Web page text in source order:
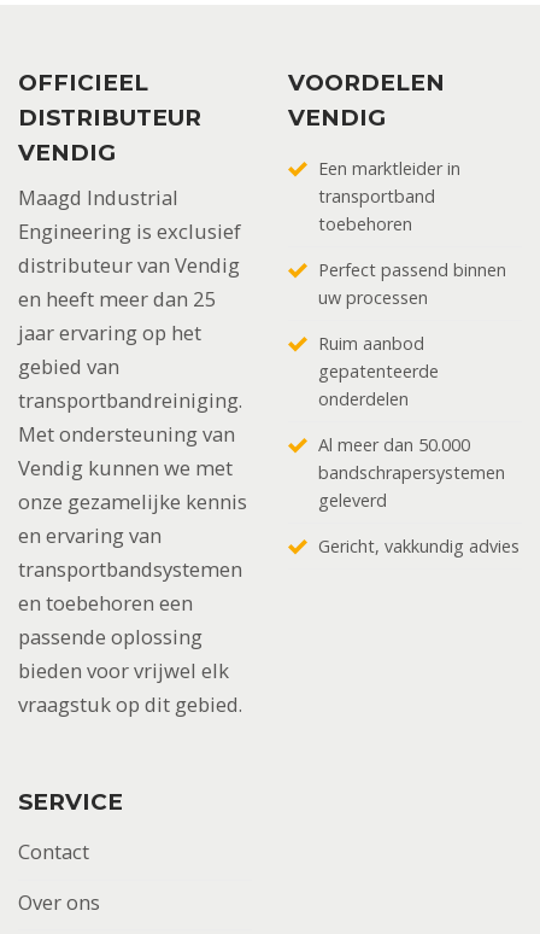
OFFICIEEL
DISTRIBUTEUR
VENDIG
Maagd Industrial
Engineering is exclusief
distributeur van Vendig
en heeft meer dan 25
jaar ervaring op het
gebied van
transportbandreiniging.
Met ondersteuning van
Vendig kunnen we met
onze gezamelijke kennis
en ervaring van
transportbandsystemen
en toebehoren een
passende oplossing
bieden voor vrijwel elk
vraagstuk op dit gebied.
VOORDELEN
VENDIG
Een marktleider in
transportband
toebehoren
Perfect passend binnen
uw processen
Ruim aanbod
gepatenteerde
onderdelen
Al meer dan 50.000
bandschrapersystemen
geleverd
Gericht, vakkundig advies
SERVICE
Contact
Over ons